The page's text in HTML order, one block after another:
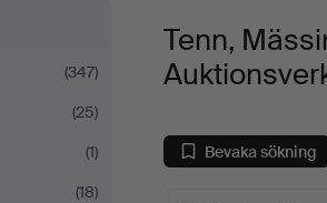
(347)
(25)
(1)
(18)
Tenn,
Bevaka sökning